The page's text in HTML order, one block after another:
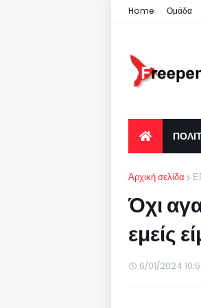
Home Ομάδα
Αρχική σελίδα
Όχι
εμείς
6/01/2024